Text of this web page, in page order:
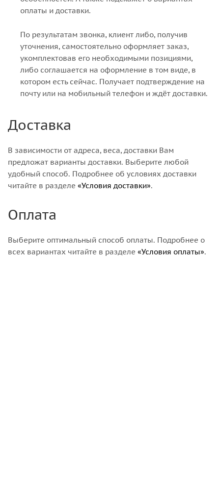
оплаты и доставки.
По результатам звонка, клиент либо, получив
уточнения, самостоятельно оформляет заказ,
укомплектовав его необходимыми позициями,
либо соглашается на оформление в том виде, в
котором есть сейчас. Получает подтверждение на
почту или на мобильный телефон и ждёт доставки.
Доставка
В зависимости от адреса, веса, доставки Вам
предложат варианты доставки. Выберите любой
удобный способ. Подробнее об условиях доставки
читайте в разделе «Условия доставки».
Оплата
Выберите оптимальный способ оплаты. Подробнее о
всех вариантах читайте в разделе «Условия оплаты».